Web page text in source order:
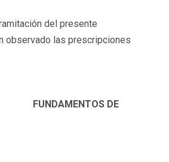
del presente
observado las prescripciones
FUNDAMENTOS DE